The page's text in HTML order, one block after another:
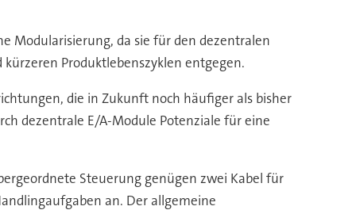
Modularisierung, da sie für den dezentralen
Produktlebenszyklen entgegen.
die in Zukunft noch häufiger als bisher
dezentrale E/A-Module Potenziale für eine
Steuerung genügen zwei Kabel für
an. Der allgemeine